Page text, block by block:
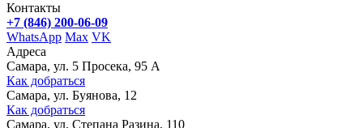
Контакты
+7 (846) 200-06-09
WhatsApp Max VK
Адреса
Самара, ул. 5 Просека, 95 А
Как добраться
Самара, ул. Буянова, 12
Как добраться
Самара, ул. Степана Разина, 110